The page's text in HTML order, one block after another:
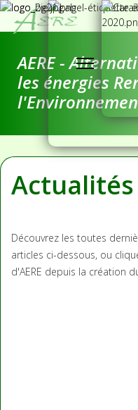
AERE -
les énergies
Actualités
Découvrez les toutes
articles ci-dessous, ou
d'AERE depuis la création